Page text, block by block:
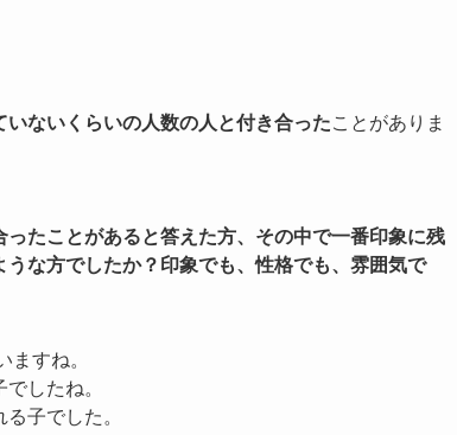
いないくらいの人数の人と付き合ったことがありま
たことがあると答えた方、その中で一番印象に残
な方でしたか？印象でも、性格でも、雰囲気で
ますね。
したね。
子でした。